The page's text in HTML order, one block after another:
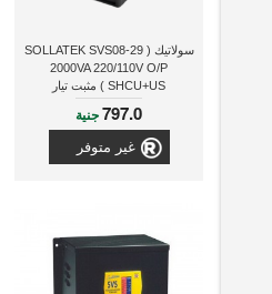
سولاتيك ( SOLLATEK SVS08-29
2000VA 220/110V O/P
SHCU+US ) مثبت تيار
797.0جنية
غير متوفر